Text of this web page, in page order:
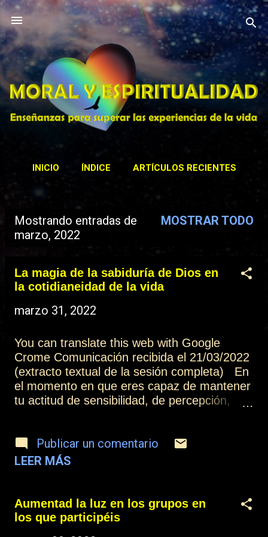
Ir al contenido principal
INICIO ÍNDICE ARTÍCULOS RECIENTES
CONTACTAR ACTIVIDADES
BIBLIOTECA
d
Mostrando entradas de
marzo, 2022
MOSTRAR TODO
La magia de la sabiduría de Dios en
la cotidianeidad de la vida
marzo 31, 2022
You can translate this web with Google
Crome Comunicación recibida el 21/03/2022
(extracto textual de la sesión completa) En
el momento en que eres capaz de mantener
tu actitud de sensibilidad, de percepción,
con Dios. Evidentemente siempre se da a
través de los Hermanos que constituyen la
través de su creación, no es más que un
modo de pretender ser protagonistas en el
Publicar un comentario
LEER MÁS
Aumentad la luz en los grupos en
los que participéis